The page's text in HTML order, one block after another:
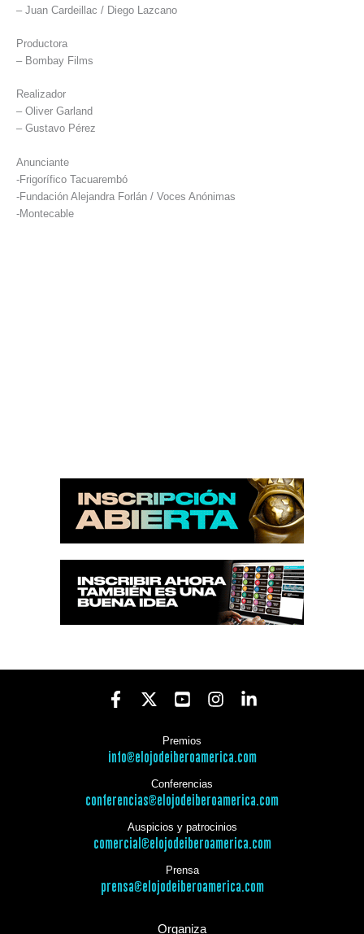
– Juan Cardeillac / Diego Lazcano
Productora
– Bombay Films
Realizador
– Oliver Garland
– Gustavo Pérez
Anunciante
-Frigorífico Tacuarembó
-Fundación Alejandra Forlán / Voces Anónimas
-Montecable
Premios
info@elojodeiberoamerica.com
Conferencias
conferencias@elojodeiberoamerica.com
Auspicios y patrocinios
comercial@elojodeiberoamerica.com
Prensa
prensa@elojodeiberoamerica.com
Organiza